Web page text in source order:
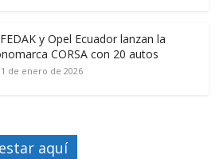
y Opel Ecuador lanzan la
CORSA con 20 autos
de enero de 2026
aquí